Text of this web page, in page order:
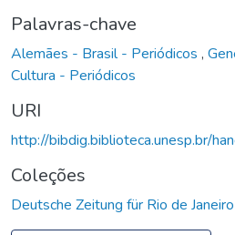
Palavras-chave
Alemães - Brasil - Periódicos ,
Cultura - Periódicos
URI
http://bibdig.biblioteca.unesp.br/
Coleções
Deutsche Zeitung für Rio de Janeiro